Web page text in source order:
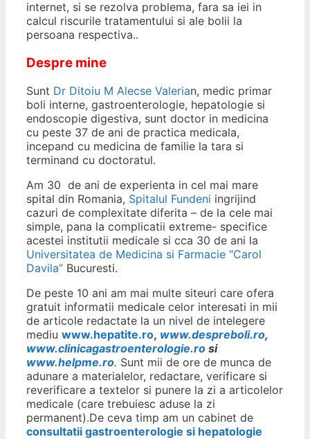
internet, si se rezolva problema, fara sa iei in
calcul riscurile tratamentului si ale bolii la
persoana respectiva..
Despre mine
Sunt Dr Ditoiu M Alecse Valerian, medic primar
boli interne, gastroenterologie, hepatologie si
endoscopie digestiva, sunt doctor in medicina
cu peste 37 de ani de practica medicala,
incepand cu medicina de familie la tara si
terminand cu doctoratul.
Am 30 de ani de experienta in cel mai mare
spital din Romania, Spitalul Fundeni ingrijind
cazuri de complexitate diferita – de la cele mai
simple, pana la complicatii extreme- specifice
acestei institutii medicale si cca 30 de ani la
Universitatea de Medicina si Farmacie “Carol
Davila” Bucuresti.
De peste 10 ani am mai multe siteuri care ofera
gratuit informatii medicale celor interesati in mii
de articole redactate la un nivel de intelegere
mediu www.hepatite.ro, www.despreboli.ro,
www.clinicagastroenterologie.ro si
www.helpme.ro. Sunt mii de ore de munca de
adunare a materialelor, redactare, verificare si
reverificare a textelor si punere la zi a articolelor
medicale (care trebuiesc aduse la zi
permanent).De ceva timp am un cabinet de
consultatii gastroenterologie si hepatologie